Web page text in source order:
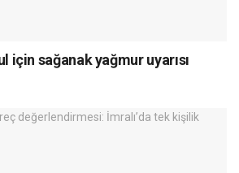
için sağanak yağmur uyarısı